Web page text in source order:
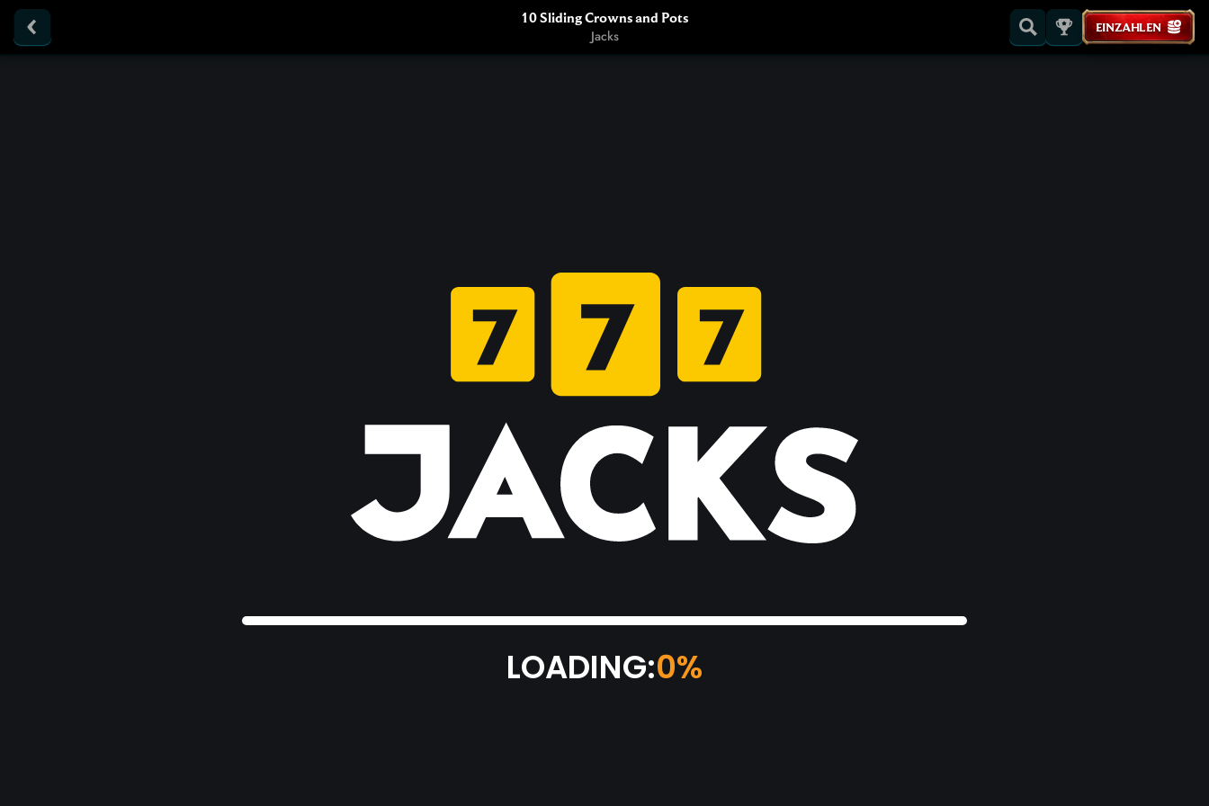
10 Sliding Crowns and Pots
Jacks
EINZAHLEN